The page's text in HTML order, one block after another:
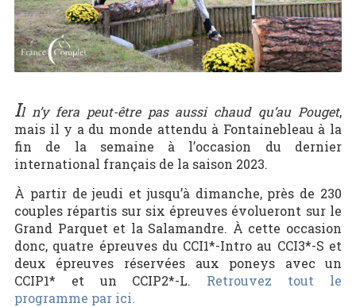
Il n’y fera peut-être pas aussi chaud qu’au Pouget,
mais il y a du monde attendu à Fontainebleau à la
fin de la semaine à l’occasion du dernier
international français de la saison 2023.
À partir de jeudi et jusqu’à dimanche, près de 230
couples répartis sur six épreuves évolueront sur le
Grand Parquet et la Salamandre. À cette occasion
donc, quatre épreuves du CCI1*-Intro au CCI3*-S et
deux épreuves réservées aux poneys avec un
CCIP1* et un CCIP2*-L. Retrouvez tout le
programme par ici.